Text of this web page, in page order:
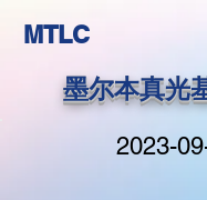
MTLC
墨尔本真光
2023-